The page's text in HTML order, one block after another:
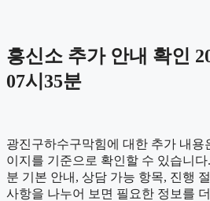
흥신소 추가 안내 확인
07시35분
광진구하수구막힘에 대한 추가 내용
이지를 기준으로 확인할 수 있습니다
분 기본 안내, 상담 가능 항목, 진행
사항을 나누어 보면 필요한 정보를